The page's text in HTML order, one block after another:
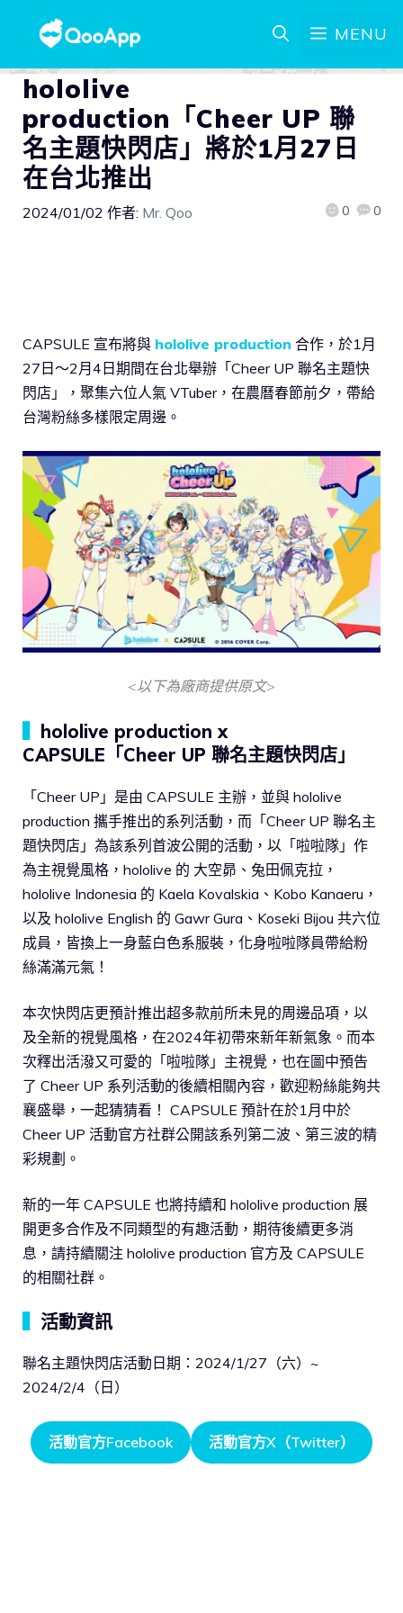
MENU
hololive
production「Cheer UP 聯
名主題快閃店」將於1月27日
在台北推出
2024/01/02 作者: Mr. Qoo 0 0
CAPSULE 宣布將與 hololive production 合作，於1月
27日～2月4日期間在台北舉辦「Cheer UP 聯名主題快
閃店」，聚集六位人氣 VTuber，在農曆春節前夕，帶給
台灣粉絲多樣限定周邊。
<以下為廠商提供原文>
hololive production x
CAPSULE「Cheer UP 聯名主題快閃店」
「Cheer UP」是由 CAPSULE 主辦，並與 hololive
production 攜手推出的系列活動，而「Cheer UP 聯名主
題快閃店」為該系列首波公開的活動，以「啦啦隊」作
為主視覺風格，hololive 的 大空昴、兔田佩克拉，
hololive Indonesia 的 Kaela Kovalskia、Kobo Kanaeru，
以及 hololive English 的 Gawr Gura、Koseki Bijou 共六位
成員，皆換上一身藍白色系服裝，化身啦啦隊員帶給粉
絲滿滿元氣！
本次快閃店更預計推出超多款前所未見的周邊品項，以
及全新的視覺風格，在2024年初帶來新年新氣象。而本
次釋出活潑又可愛的「啦啦隊」主視覺，也在圖中預告
了 Cheer UP 系列活動的後續相關內容，歡迎粉絲能夠共
襄盛舉，一起猜猜看！ CAPSULE 預計在於1月中於
Cheer UP 活動官方社群公開該系列第二波、第三波的精
彩規劃。
新的一年 CAPSULE 也將持續和 hololive production 展
開更多合作及不同類型的有趣活動，期待後續更多消
息，請持續關注 hololive production 官方及 CAPSULE
的相關社群。
活動資訊
聯名主題快閃店活動日期：2024/1/27（六）~
2024/2/4（日）
活動官方Facebook 活動官方X（Twitter）